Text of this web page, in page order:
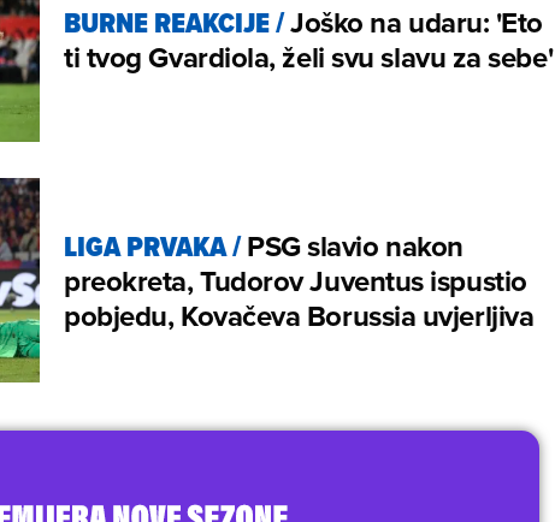
BURNE REAKCIJE/Joško na udaru: 'Eto
ti tvog Gvardiola, želi svu slavu za sebe'
LIGA PRVAKA/PSG slavio nakon
preokreta, Tudorov Juventus ispustio
pobjedu, Kovačeva Borussia uvjerljiva